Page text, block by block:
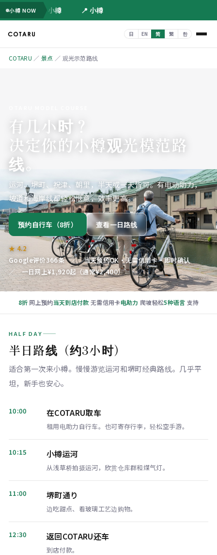
小樽 NOW 📍 小樽 📍 小樽
COTARU ／ 景点 ／ 观光示范路线
有几小时？
决定你的小樽观光模范路
线。
运河、堺町、祝津、朝里，半天或一天皆可。有电动助力，
坡道和海岸线都轻松惬意，效率更高。
预约自行车（8折） 查看一日路线
★ 4.2
Google评价366条 ／ 当天预约OK・无需信用卡・即时确认
／ 一日网上¥1,920起（通常¥2,400）
8折 网上预约当天到店付款 无需信用卡电助力 爬坡轻松5种语言 支持
HALF DAY
半日路线（约3小时）
适合第一次来小樽。慢慢游览运河和堺町经典路线。几乎平
坦，新手也安心。
10:00 在COTARU取车
租用电助力自行车。也可寄存行李，轻松空手游。
10:15 小樽运河
从浅草桥拍摄运河，欣赏仓库群和煤气灯。
11:00 堺町通り
边吃甜点、看玻璃工艺边购物。
12:30 返回COTARU还车
到店付款。